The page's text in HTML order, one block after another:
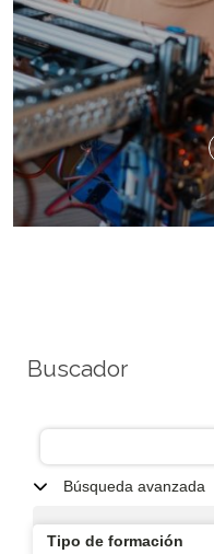
Buscador
Búsqueda avanzada
Tipo de formación